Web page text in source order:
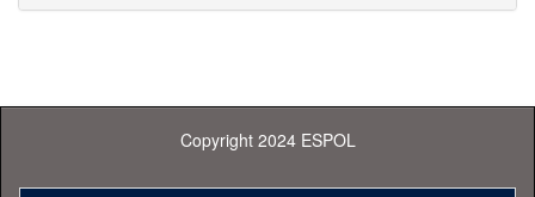
Copyright 2024 ESPOL